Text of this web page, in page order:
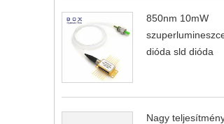
850nm 10mW
dióda sld dióda
Nagy